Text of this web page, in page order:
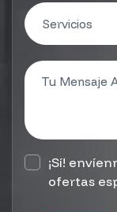
¡Sí!
ofertas